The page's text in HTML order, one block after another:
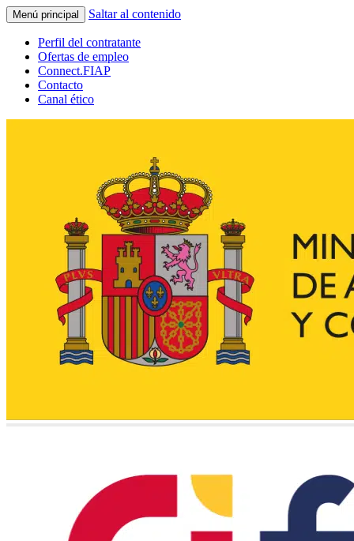
Menú principal Saltar al contenido
Perfil del contratante
Ofertas de empleo
Connect.FIAP
Contacto
Canal ético